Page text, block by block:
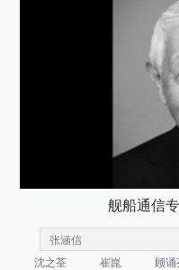
舰船通信
沈之荃 崔崑 顾诵